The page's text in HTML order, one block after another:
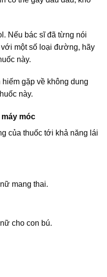
Nếu bác sĩ đã từng nói
một số loại đường, hãy
này.
gặp về không dung
này.
móc
của thuốc tới khả năng lái
mang thai.
cho con bú.